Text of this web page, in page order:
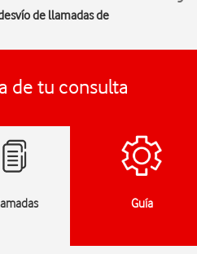
de llamadas de
de tu consulta
Guía